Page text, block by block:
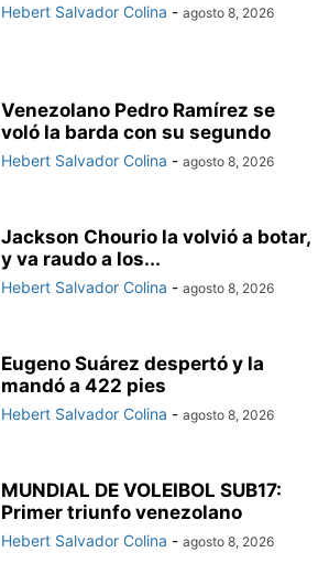
Hebert Salvador Colina - agosto 8, 2026
Venezolano Pedro Ramírez se
voló la barda con su segundo
Hebert Salvador Colina - agosto 8, 2026
Jackson Chourio la volvió a botar,
y va raudo a los...
Hebert Salvador Colina - agosto 8, 2026
Eugeno Suárez despertó y la
mandó a 422 pies
Hebert Salvador Colina - agosto 8, 2026
MUNDIAL DE VOLEIBOL SUB17:
Primer triunfo venezolano
Hebert Salvador Colina - agosto 8, 2026